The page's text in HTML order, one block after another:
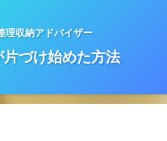
理収納アドバイザー
づけ始めた方法